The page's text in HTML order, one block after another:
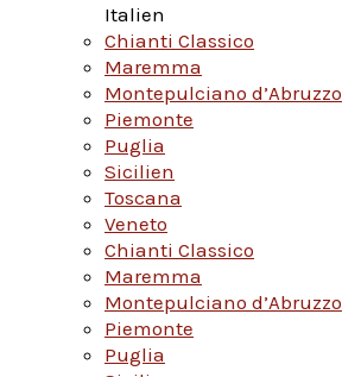
Italien
Chianti Classico
Maremma
Montepulciano d’Abruzzo
Piemonte
Puglia
Sicilien
Toscana
Veneto
Chianti Classico
Maremma
Montepulciano d’Abruzzo
Piemonte
Puglia